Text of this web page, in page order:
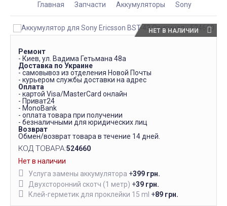
Главная Запчасти Аккумуляторы Sony
НЕТ В НАЛИЧИИ
Ремонт
- Киев, ул. Вадима Гетьмана 48а
Доставка по Украине
- самовывоз из отделения Новой Почты
- курьером службы доставки на адрес
Оплата
- картой Visa/MasterCard онлайн
- Приват24
- MonoBank
- оплата товара при получении
- безналичными для юридических лиц
Возврат
Обмен/возврат товара в течение 14 дней.
КОД ТОВАРА:524660
Нет в наличии
Услуга замены аккумулятора +399 грн.
Двухсторонний скотч (1 метр) +39 грн.
Клей-герметик для проклейки 15 ml +89 грн.